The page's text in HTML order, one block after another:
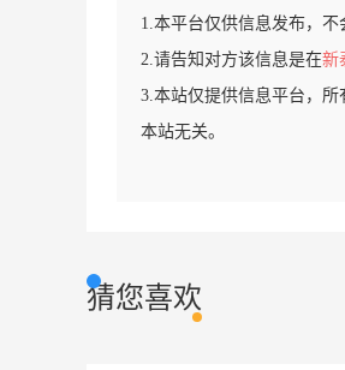
1.本平台仅供信息发布，不
2.请告知对方该信息是在新
3.本站仅提供信息平台，
本站无关。
猜您喜欢